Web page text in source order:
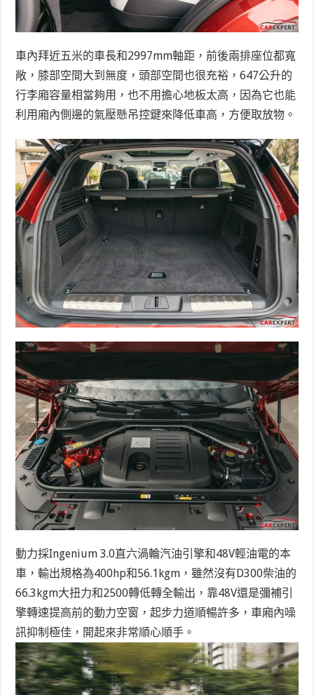
車內拜近五米的車長和2997mm軸距，前後兩排座位都寬
敞，膝部空間大到無度，頭部空間也很充裕，647公升的
行李廂容量相當夠用，也不用擔心地板太高，因為它也能
利用廂內側邊的氣壓懸吊控鍵來降低車高，方便取放物。
動力採Ingenium 3.0直六渦輪汽油引擎和48V輕油電的本
車，輸出規格為400hp和56.1kgm，雖然沒有D300柴油的
66.3kgm大扭力和2500轉低轉全輸出，靠48V還是彌補引
擎轉速提高前的動力空窗，起步力道順暢許多，車廂內噪
訊抑制極佳，開起來非常順心順手。